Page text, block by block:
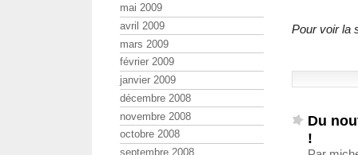
Pour voir la
Du
!
mai 2009
avril 2009
mars 2009
février 2009
janvier 2009
décembre 2008
novembre 2008
octobre 2008
septembre 2008